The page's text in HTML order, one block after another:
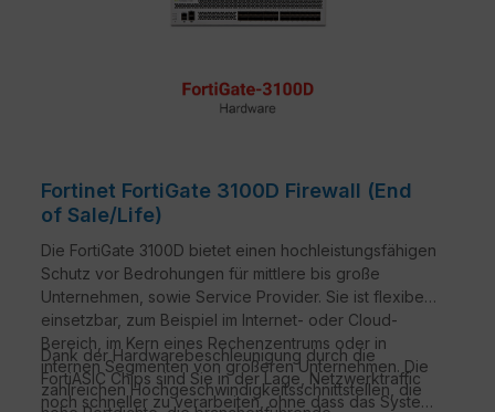
Fortinet FortiGate 3100D Firewall (End
of Sale/Life)
Die FortiGate 3100D bietet einen hochleistungsfähigen
Schutz vor Bedrohungen für mittlere bis große
Unternehmen, sowie Service Provider. Sie ist flexibel
einsetzbar, zum Beispiel im Internet- oder Cloud-
Bereich, im Kern eines Rechenzentrums oder in
internen Segmenten von größeren Unternehmen. Die
zahlreichen Hochgeschwindigkeitsschnittstellen, die
Dank der Hardwarebeschleunigung durch die
FortiASIC Chips sind Sie in der Lage, Netzwerktraffic
noch schneller zu verarbeiten, ohne dass das System